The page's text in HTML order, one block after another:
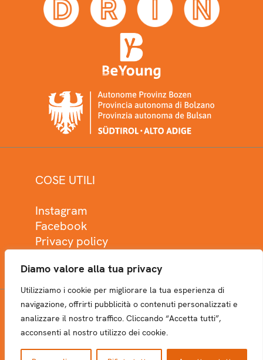
Diamo valore alla tua privacy
Utilizziamo i cookie per migliorare la tua esperienza di
navigazione, offrirti pubblicità o contenuti personalizzati e
analizzare il nostro traffico. Cliccando “Accetta tutti”,
acconsenti al nostro utilizzo dei cookie.
COSE UTILI
Instagram
Facebook
Privacy policy
NEWSLETTER